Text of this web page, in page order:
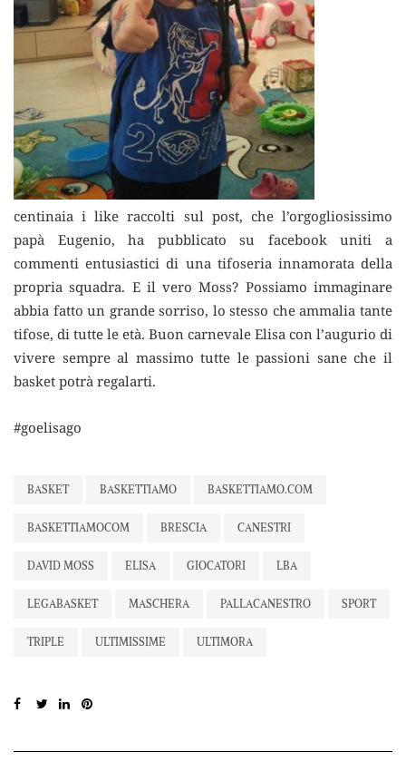
centinaia i like raccolti sul post, che l’orgogliosissimo
papà Eugenio, ha pubblicato su facebook uniti a
commenti entusiastici di una tifoseria innamorata della
propria squadra. E il vero Moss? Possiamo immaginare
abbia fatto un grande sorriso, lo stesso che ammalia tante
tifose, di tutte le età. Buon carnevale Elisa con l’augurio di
vivere sempre al massimo tutte le passioni sane che il
basket potrà regalarti.
#goelisago
BASKET BASKETTIAMO BASKETTIAMO.COM
BASKETTIAMOCOM BRESCIA CANESTRI
DAVID MOSS ELISA GIOCATORI LBA
LEGABASKET MASCHERA PALLACANESTRO SPORT
TRIPLE ULTIMISSIME ULTIMORA